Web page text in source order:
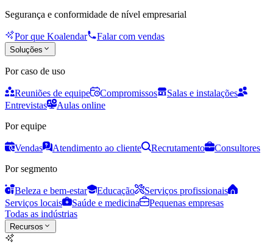
Segurança e conformidade de nível empresarial
Por que Koalendar Falar com vendas
Soluções
Por caso de uso
Reuniões de equipe Compromissos
Salas e instalações
Entrevistas
Aulas online
Por equipe
Vendas Atendimento ao cliente Recrutamento
Consultores
Por segmento
Beleza e bem-estar Educação
Serviços profissionais
Serviços locais
Saúde e medicina
Pequenas empresas
Todas as indústrias
Recursos